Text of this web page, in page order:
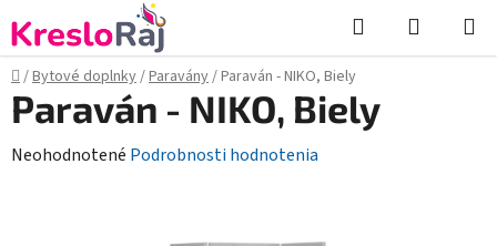
na
obsah
Hľadať
KOŠÍK
Domov
/Bytové doplnky/Paravány/Paraván - NIKO, Biely
Paraván - NIKO, Biely
Priemerné
Neohodnotené Podrobnosti hodnotenia